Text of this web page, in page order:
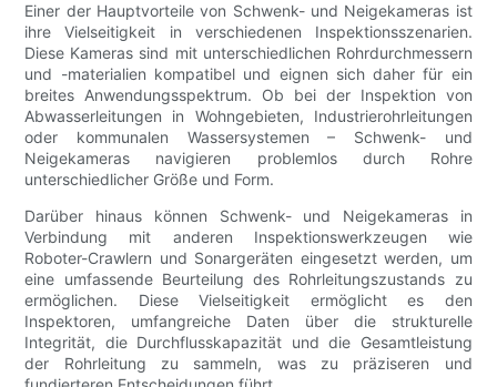
Einer der Hauptvorteile von Schwenk- und Neigekameras ist
ihre Vielseitigkeit in verschiedenen Inspektionsszenarien.
Diese Kameras sind mit unterschiedlichen Rohrdurchmessern
und -materialien kompatibel und eignen sich daher für ein
breites Anwendungsspektrum. Ob bei der Inspektion von
Abwasserleitungen in Wohngebieten, Industrierohrleitungen
oder kommunalen Wassersystemen – Schwenk- und
Neigekameras navigieren problemlos durch Rohre
unterschiedlicher Größe und Form.
Darüber hinaus können Schwenk- und Neigekameras in
Verbindung mit anderen Inspektionswerkzeugen wie
Roboter-Crawlern und Sonargeräten eingesetzt werden, um
eine umfassende Beurteilung des Rohrleitungszustands zu
ermöglichen. Diese Vielseitigkeit ermöglicht es den
Inspektoren, umfangreiche Daten über die strukturelle
Integrität, die Durchflusskapazität und die Gesamtleistung
der Rohrleitung zu sammeln, was zu präziseren und